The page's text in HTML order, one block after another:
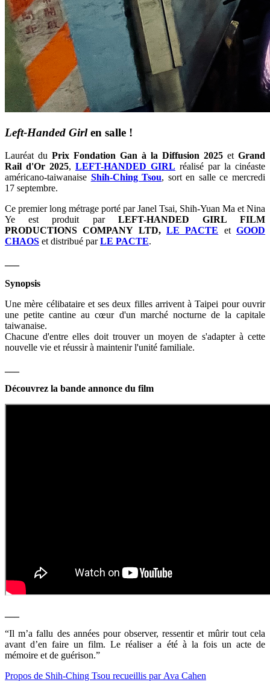
Left-Handed Girlen salle !
Lauréat du Prix Fondation Gan à la Diffusion 2025 etGrand
Rail d'Or 2025, LEFT-HANDED GIRL réalisé par la cinéaste
américano-taiwanaise Shih-Ching Tsou, sort en salle ce mercredi
17 septembre.
Ce premier long métrage porté par Janel Tsai, Shih-Yuan Ma et Nina
Ye estproduit par LEFT-HANDED GIRL FILM
PRODUCTIONS COMPANY LTD, LE PACTE et GOOD
CHAOS et distribué parLE PACTE.
Synopsis
Une mère célibataire et ses deux filles arrivent à Taipei pour ouvrir
une petite cantine au cœur d'un marché nocturne de la capitale
taiwanaise.
Chacune d'entre elles doit trouver un moyen de s'adapter à cette
nouvelle vie et réussir à maintenir l'unité familiale.
Découvrez la bande annonce du film
“Il m’a fallu des années pour observer, ressentir et mûrir tout cela
avant d’en faire un film. Le réaliser a été à la fois un acte de
mémoire et de guérison.”
Propos de Shih-Ching Tsou recueillis par Ava Cahen